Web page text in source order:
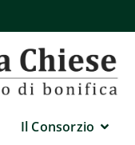
Il Consorzio